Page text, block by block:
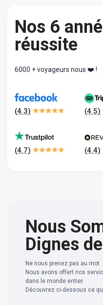
Nos 6
réussite
6000 + voyageurs nous ❤️ !
(4.3) (4.5)
(4.7) (4.4)
Nous
Dignes
Ne nous prenez pas au mot.
Nous avons offert nos
dans le monde entier.
Découvrez ci-dessous ce